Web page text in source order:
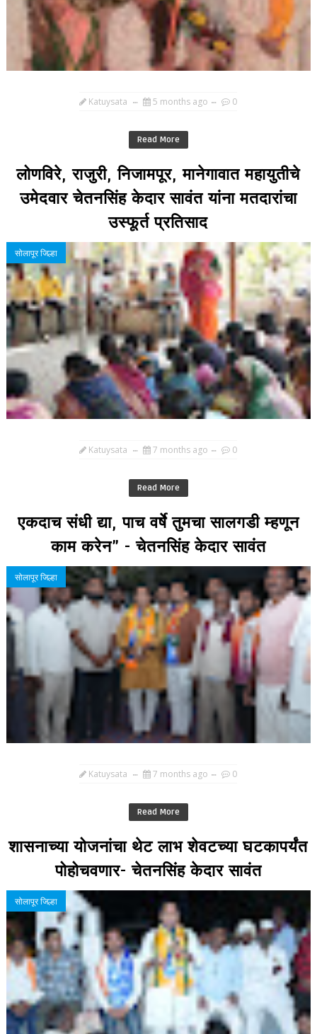
Katuysata 5 months ago 0
Read More
लोणविरे, राजुरी, निजामपूर, मानेगावात महायुतीचे
उमेदवार चेतनसिंह केदार सावंत यांना मतदारांचा
उस्फूर्त प्रतिसाद
सोलापूर जिल्हा
Katuysata 7 months ago 0
Read More
एकदाच संधी द्या, पाच वर्षे तुमचा सालगडी म्हणून
काम करेन” - चेतनसिंह केदार सावंत
सोलापूर जिल्हा
Katuysata 7 months ago 0
Read More
शासनाच्या योजनांचा थेट लाभ शेवटच्या घटकापर्यंत
पोहोचवणार- चेतनसिंह केदार सावंत
सोलापूर जिल्हा